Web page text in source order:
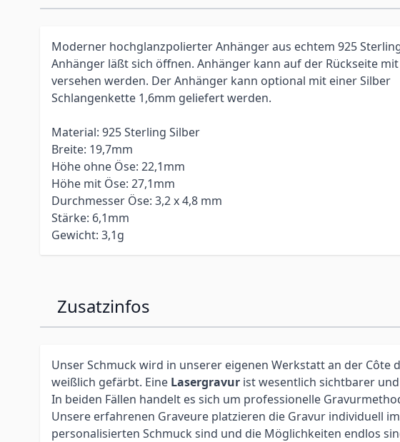
Moderner hochglanzpolierter Anhänger aus echtem 925
Anhänger läßt sich öffnen. Anhänger kann auf der Rückseite
versehen werden. Der Anhänger kann optional mit einer Silber
Schlangenkette 1,6mm geliefert werden.
Material: 925 Sterling Silber
Breite: 19,7mm
Höhe ohne Öse: 22,1mm
Höhe mit Öse: 27,1mm
Durchmesser Öse: 3,2 x 4,8 mm
Stärke: 6,1mm
Gewicht: 3,1g
Zusatzinfos
Unser Schmuck wird in unserer eigenen Werkstatt an der
weißlich gefärbt. Eine Lasergravur ist wesentlich sichtbarer
In beiden Fällen handelt es sich um professionelle
Unsere erfahrenen Graveure platzieren die Gravur individuell
personalisierten Schmuck sind und die Möglichkeiten endlos